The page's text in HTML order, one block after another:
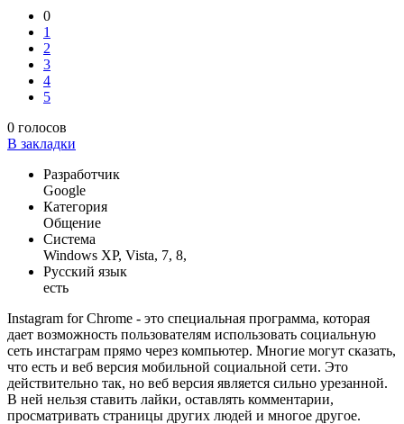
0
1
2
3
4
5
0 голосов
В закладки
Разработчик
Google
Категория
Общение
Система
Windows XP, Vista, 7, 8,
Русский язык
есть
Instagram for Chrome - это специальная программа, которая
дает возможность пользователям использовать социальную
сеть инстаграм прямо через компьютер. Многие могут сказать,
что есть и веб версия мобильной социальной сети. Это
действительно так, но веб версия является сильно урезанной.
В ней нельзя ставить лайки, оставлять комментарии,
просматривать страницы других людей и многое другое.